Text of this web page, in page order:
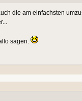
die am einfachsten
sagen.